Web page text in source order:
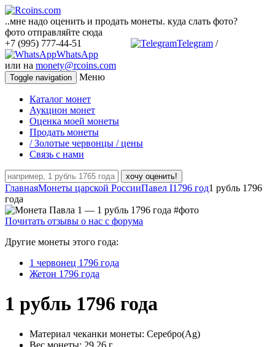
..мне надо оценить и продать монеты. куда слать фото?
фото отправляйте сюда
+7 (995) 777-44-51
Telegram /
WhatsApp
или на monety@rcoins.com
Toggle navigation Меню
Каталог монет
Аукцион монет
Оценка моей монеты
Продать монеты
/ Золотые червонцы / цены
Связь с нами
хочу оценить!
ГлавнаяМонеты царской РоссииПавел I1796 год1 рубль 1796
года
Почитать отзывы о нас с форума
Другие монеты этого года:
1 червонец 1796 года
Жетон 1796 года
1 рубль 1796 года
Материал чеканки монеты: Серебро(Ag)
Вес монеты: 29,26 г.